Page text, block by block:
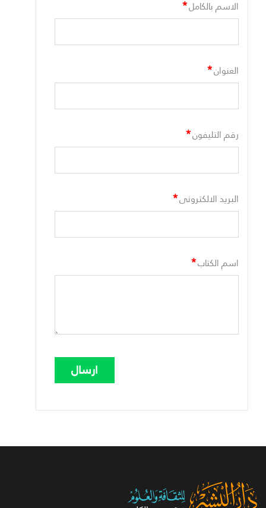
الاسم بالكامل*
العنوان*
رقم التليفون*
البريد الالكترونى*
اسم الكتاب*